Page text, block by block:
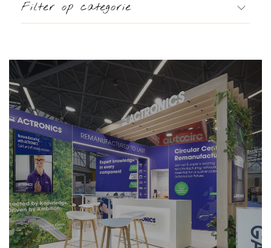
Filter op categorie